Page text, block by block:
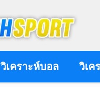
วิเคราะห์บอล วิเค